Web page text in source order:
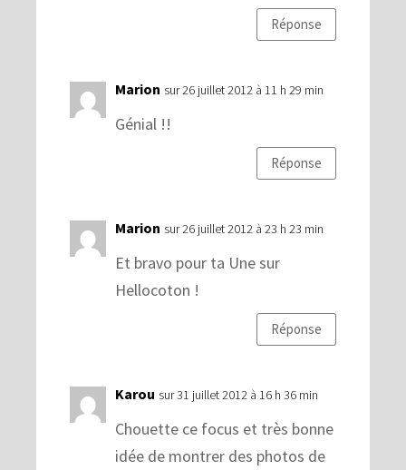
Réponse
Marion sur 26 juillet 2012 à 11 h 29 min
Génial !!
Réponse
Marion sur 26 juillet 2012 à 23 h 23 min
Et bravo pour ta Une sur
Hellocoton !
Réponse
Karou sur 31 juillet 2012 à 16 h 36 min
Chouette ce focus et très bonne
idée de montrer des photos de